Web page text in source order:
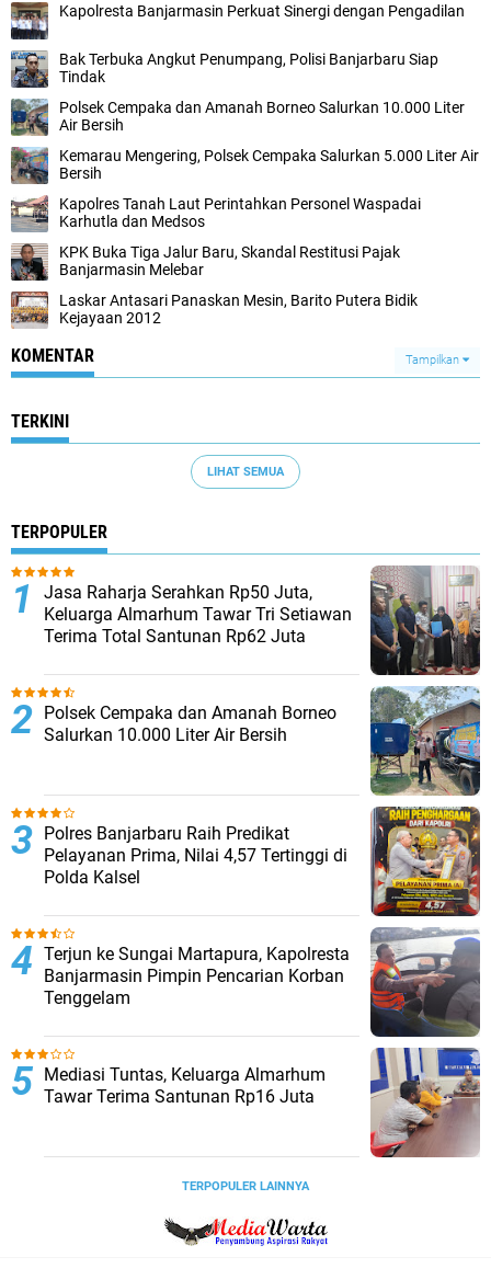
Kapolresta Banjarmasin Perkuat Sinergi dengan Pengadilan
Bak Terbuka Angkut Penumpang, Polisi Banjarbaru Siap
Tindak
Polsek Cempaka dan Amanah Borneo Salurkan 10.000 Liter
Air Bersih
Kemarau Mengering, Polsek Cempaka Salurkan 5.000 Liter Air
Bersih
Kapolres Tanah Laut Perintahkan Personel Waspadai
Karhutla dan Medsos
KPK Buka Tiga Jalur Baru, Skandal Restitusi Pajak
Banjarmasin Melebar
Laskar Antasari Panaskan Mesin, Barito Putera Bidik
Kejayaan 2012
KOMENTAR Tampilkan
TERKINI
LIHAT SEMUA
TERPOPULER
Jasa Raharja Serahkan Rp50 Juta,
Keluarga Almarhum Tawar Tri Setiawan
Terima Total Santunan Rp62 Juta
Polsek Cempaka dan Amanah Borneo
Salurkan 10.000 Liter Air Bersih
Polres Banjarbaru Raih Predikat
Pelayanan Prima, Nilai 4,57 Tertinggi di
Polda Kalsel
Terjun ke Sungai Martapura, Kapolresta
Banjarmasin Pimpin Pencarian Korban
Tenggelam
Mediasi Tuntas, Keluarga Almarhum
Tawar Terima Santunan Rp16 Juta
TERPOPULER LAINNYA